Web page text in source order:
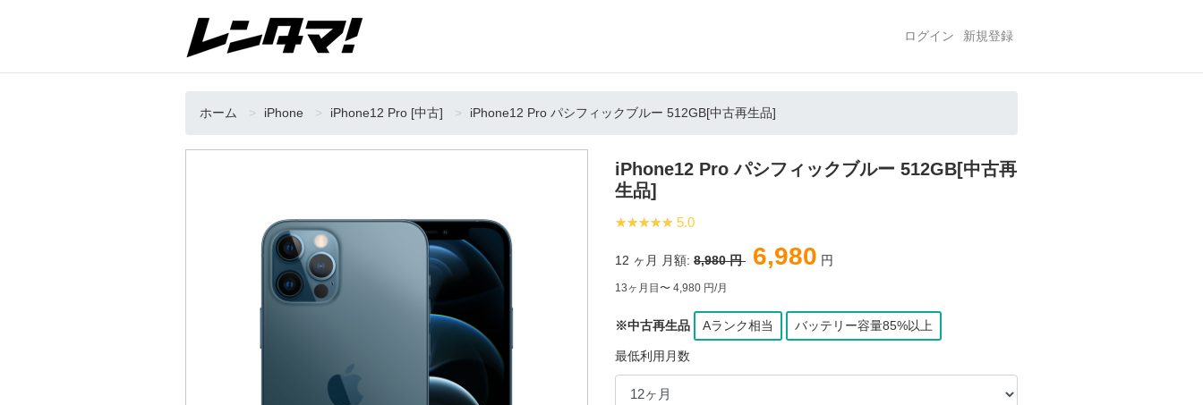
ログイン 新規登録
ホーム iPhone iPhone12 Pro [中古] iPhone12 Pro パシフィックブルー 512GB[中古再生品]
iPhone12 Pro パシフィックブルー 512GB[中古再
生品]
★★★★★
★★★★★ 5.0
12 ヶ月 月額: 8,980 円 6,980 円
13ヶ月目〜 4,980 円/月
※中古再生品 Aランク相当 バッテリー容量85%以上
最低利用月数